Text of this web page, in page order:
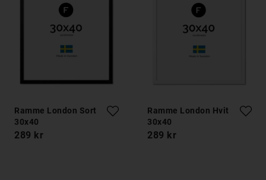
Ramme London Sort
30x40
289 kr
Ramme London Hvit
30x40
289 kr